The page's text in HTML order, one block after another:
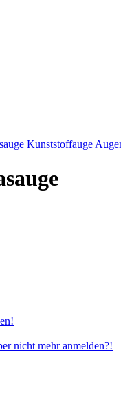
Kunststoffauge
nicht mehr anmelden?!